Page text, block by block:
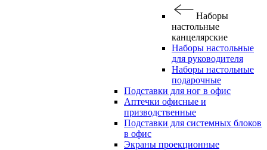
Наборы
настольные
канцелярские
Наборы настольные
для руководителя
Наборы настольные
подарочные
Подставки для ног в офис
Аптечки офисные и
призводственные
Подставки для системных блоков
в офис
Экраны проекционные